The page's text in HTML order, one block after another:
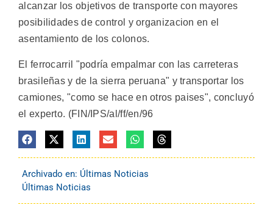
alcanzar los objetivos de transporte con mayores
posibilidades de control y organizacion en el
asentamiento de los colonos.
El ferrocarril "podría empalmar con las carreteras
brasileñas y de la sierra peruana" y transportar los
camiones, "como se hace en otros paises", concluyó
el experto. (FIN/IPS/al/ff/en/96
Archivado en: Últimas Noticias
Últimas Noticias